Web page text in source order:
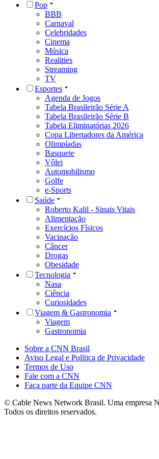
Pop
BBB
Carnaval
Celebridades
Cinema
Música
Realities
Streaming
TV
Esportes
Agenda de Jogos
Tabela Brasileirão Série A
Tabela Brasileirão Série B
Tabela Eliminatórias 2026
Copa Libertadores da América
Olimpíadas
Basquete
Vôlei
Automobilismo
Golfe
e-Sports
Saúde
Roberto Kalil - Sinais Vitais
Alimentação
Exercícios Físicos
Vacinação
Câncer
Drogas
Obesidade
Tecnologia
Nasa
Ciência
Curiosidades
Viagem & Gastronomia
Viagem
Gastronomia
Sobre a CNN Brasil
Aviso Legal e Política de Privacidade
Termos de Uso
Fale com a CNN
Faça parte da Equipe CNN
© Cable News Network Brasil. Uma empresa
Todos os direitos reservados.